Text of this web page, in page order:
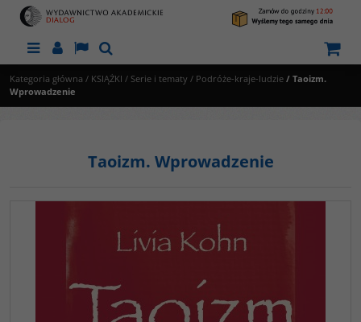
MenuPanelLangSzukaj
Kategoria główna / KSIĄŻKI / Serie i tematy / Podróże-kraje-ludzie / Taoizm.
Wprowadzenie
Taoizm. Wprowadzenie